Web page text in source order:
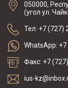
050000,
(угол ул.
Тел: +7 (727)
WhatsApp:
Факс: +7
ius-